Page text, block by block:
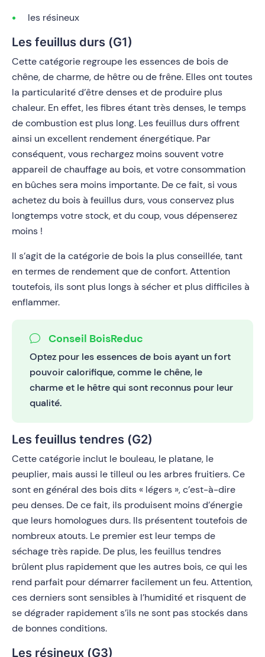
les résineux
Les feuillus durs (G1)
Cette catégorie regroupe les essences de bois de
chêne, de charme, de hêtre ou de frêne. Elles ont toutes
la particularité d’être denses et de produire plus
chaleur. En effet, les fibres étant très denses, le temps
de combustion est plus long. Les feuillus durs offrent
ainsi un excellent rendement énergétique. Par
conséquent, vous rechargez moins souvent votre
appareil de chauffage au bois, et votre consommation
en bûches sera moins importante. De ce fait, si vous
achetez du bois à feuillus durs, vous conservez plus
longtemps votre stock, et du coup, vous dépenserez
moins !
Il s’agit de la catégorie de bois la plus conseillée, tant
en termes de rendement que de confort. Attention
toutefois, ils sont plus longs à sécher et plus difficiles à
enflammer.
Conseil BoisReduc
Optez pour les essences de bois ayant un fort
pouvoir calorifique, comme le chêne, le
charme et le hêtre qui sont reconnus pour leur
qualité.
Les feuillus tendres (G2)
Cette catégorie inclut le bouleau, le platane, le
peuplier, mais aussi le tilleul ou les arbres fruitiers. Ce
sont en général des bois dits « légers », c’est-à-dire
peu denses. De ce fait, ils produisent moins d’énergie
que leurs homologues durs. Ils présentent toutefois de
nombreux atouts. Le premier est leur temps de
séchage très rapide. De plus, les feuillus tendres
brûlent plus rapidement que les autres bois, ce qui les
rend parfait pour démarrer facilement un feu. Attention,
ces derniers sont sensibles à l’humidité et risquent de
se dégrader rapidement s’ils ne sont pas stockés dans
de bonnes conditions.
Les résineux (G3)